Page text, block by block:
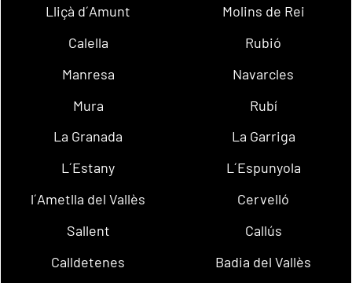
Lliçà d´Amunt
Molins de Rei
Calella
Rubió
Manresa
Navarcles
Mura
Rubí
La Granada
La Garriga
L´Estany
L´Espunyola
l´Ametlla del Vallès
Cervelló
Sallent
Callús
Calldetenes
Badia del Vallès